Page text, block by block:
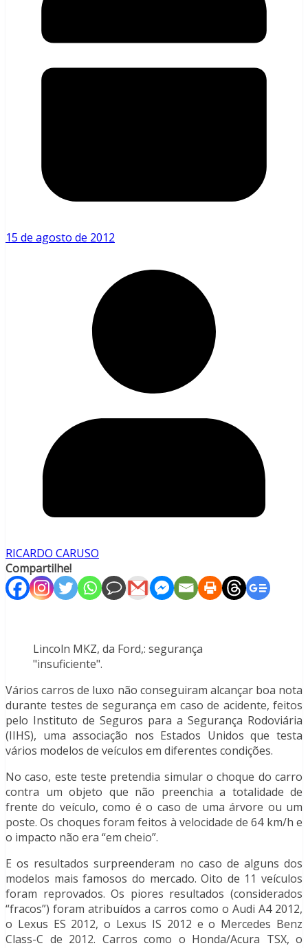
15 de agosto de 2012
RICARDO CARUSO
Compartilhe!
Lincoln MKZ, da Ford,: segurança
"insuficiente".
Vários carros de luxo não conseguiram alcançar boa nota
durante testes de segurança em caso de acidente, feitos
pelo Instituto de Seguros para a Segurança Rodoviária
(IIHS), uma associação nos Estados Unidos que testa
vários modelos de veículos em diferentes condições.
No caso, este teste pretendia simular o choque do carro
contra um objeto que não preenchia a totalidade de
frente do veículo, como é o caso de uma árvore ou um
poste. Os choques foram feitos à velocidade de 64 km/h e
o impacto não era “em cheio”.
E os resultados surpreenderam no caso de alguns dos
modelos mais famosos do mercado. Oito de 11 veículos
foram reprovados. Os piores resultados (considerados
“fracos”) foram atribuídos a carros como o Audi A4 2012,
o Lexus ES 2012, o Lexus IS 2012 e o Mercedes Benz
Class-C de 2012. Carros como o Honda/Acura TSX, o